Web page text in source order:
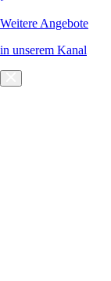
Weitere Angebote
in unserem Kanal